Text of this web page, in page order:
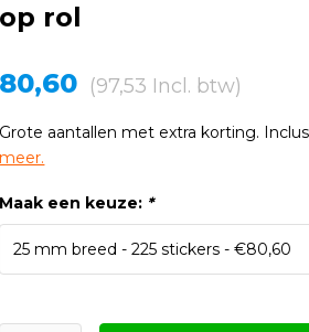
op rol
80,60 (97,53 Incl. btw)
Grote aantallen met extra korting.
meer.
Maak een keuze: *